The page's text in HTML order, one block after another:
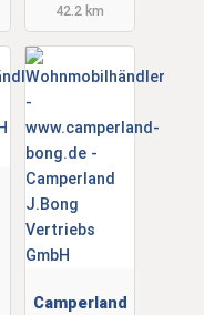
42.2 km
Camperland